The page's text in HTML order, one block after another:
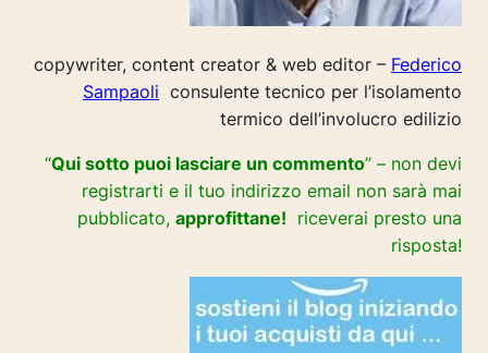
copywriter, content creator & web editor – Federico
Sampaoli consulente tecnico per l’isolamento
termico dell’involucro edilizio
“Qui sotto puoi lasciare un commento” – non devi
registrarti e il tuo indirizzo email non sarà mai
pubblicato, approfittane! riceverai presto una
risposta!